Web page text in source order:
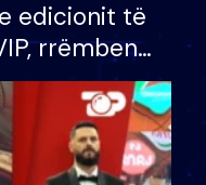
edicionit të
rrëmben
mijë eurosh